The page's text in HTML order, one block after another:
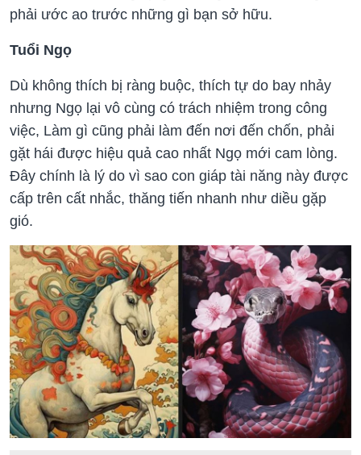
phải ước ao trước những gì bạn sở hữu.
Tuổi Ngọ
Dù không thích bị ràng buộc, thích tự do bay nhảy
nhưng Ngọ lại vô cùng có trách nhiệm trong công
việc, Làm gì cũng phải làm đến nơi đến chốn, phải
gặt hái được hiệu quả cao nhất Ngọ mới cam lòng.
Đây chính là lý do vì sao con giáp tài năng này được
cấp trên cất nhắc, thăng tiến nhanh như diều gặp
gió.